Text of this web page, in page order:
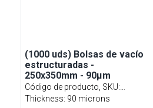
(1000 uds) Bolsas de vacío
estructuradas -
250x350mm - 90µm
Código de producto, SKU:
VBSO2535-90
Thickness: 90 microns